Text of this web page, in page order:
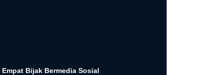
Bijak Bermedia Sosial